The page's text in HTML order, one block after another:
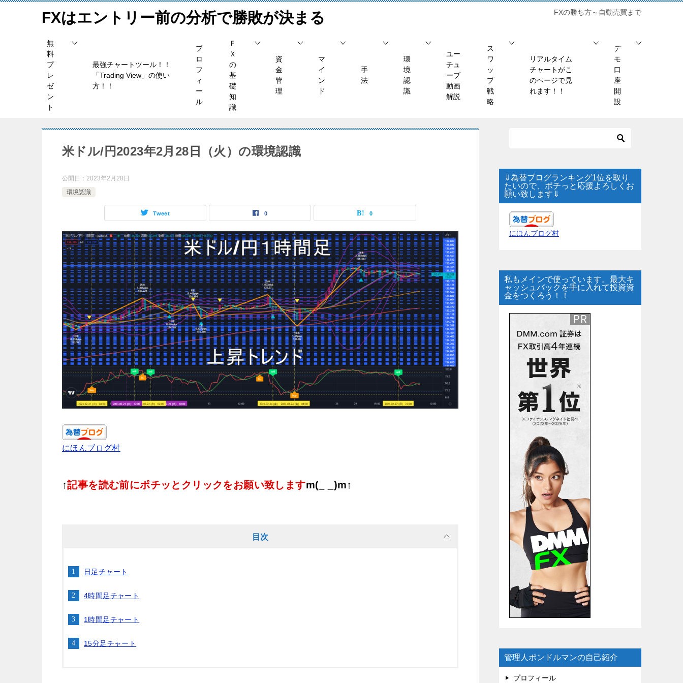
FXはエントリー前の分析で勝敗が決まる FXの勝ち方～自動売買まで
無
料
プ
レ
ゼ
ン
ト
最強チャートツール！！
「Trading View」の使い
方！！
プ
ロ
フ
ィ
ー
ル
Ｆ
Ｘ
の
基
礎
知
識
資
金
管
理
マ
イ
ン
ド
手
法
環
境
認
識
ユー
チュ
ーブ
動画
解説
ス
ワ
ッ
プ
戦
略
リアルタイム
チャートがこ
のページで見
れます！！
デ
モ
口
座
開
設
米ドル/円2023年2月28日（火）の環境認識
公開日： 2023年2月28日
環境認識
Tweet 0 0
にほんブログ村
↑記事を読む前にポチッとクリックをお願い致しますm(_ _)m↑
目次
日足チャート
4時間足チャート
1時間足チャート
15分足チャート
⇓為替ブログランキング1位を取り
たいので、ポチっと応援よろしくお
願い致します⇓
にほんブログ村
私もメインで使っています。最大キ
ャッシュバックを手に入れて投資資
金をつくろう！！
管理人ポンドルマンの自己紹介
プロフィール